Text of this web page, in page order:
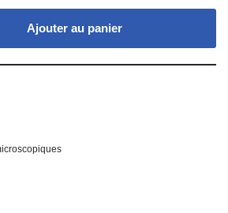
Ajouter au panier